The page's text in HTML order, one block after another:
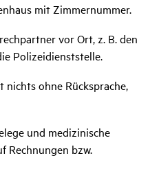
mit Zimmernummer.
vor Ort, z. B. den
Polizeidienststelle.
nichts ohne Rücksprache,
und medizinische
Rechnungen bzw.